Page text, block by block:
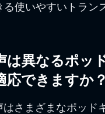
る使いやすいトラン
は異なるポッ
応できますか？
さまざまなポッド